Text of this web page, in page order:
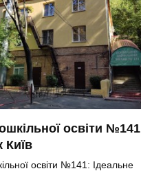
освіти №141
Київ
освіти №141: Ідеальне